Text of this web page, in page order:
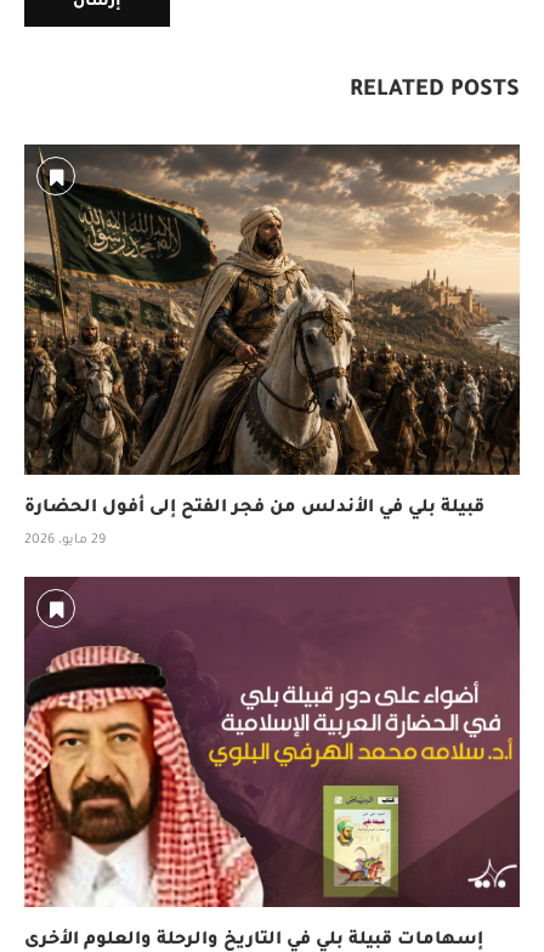
RELATED POSTS
قبيلة بلي في الأندلس من فجر الفتح إلى أفول الحضارة
29 مايو، 2026
إسهامات قبيلة بلي في التاريخ والرحلة والعلوم الأخرى